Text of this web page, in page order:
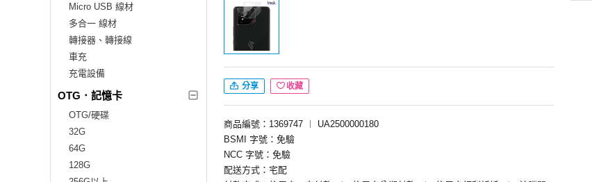
Micro USB 線材
多合一 線材
轉接器、轉接線
車充
充電設備
OTG．記憶卡
OTG/硬碟
32G
64G
128G
分享 收藏
商品編號：1369747 ︱
UA2500000180
BSMI 字號：免驗
NCC 字號：免驗
配送方式：宅配